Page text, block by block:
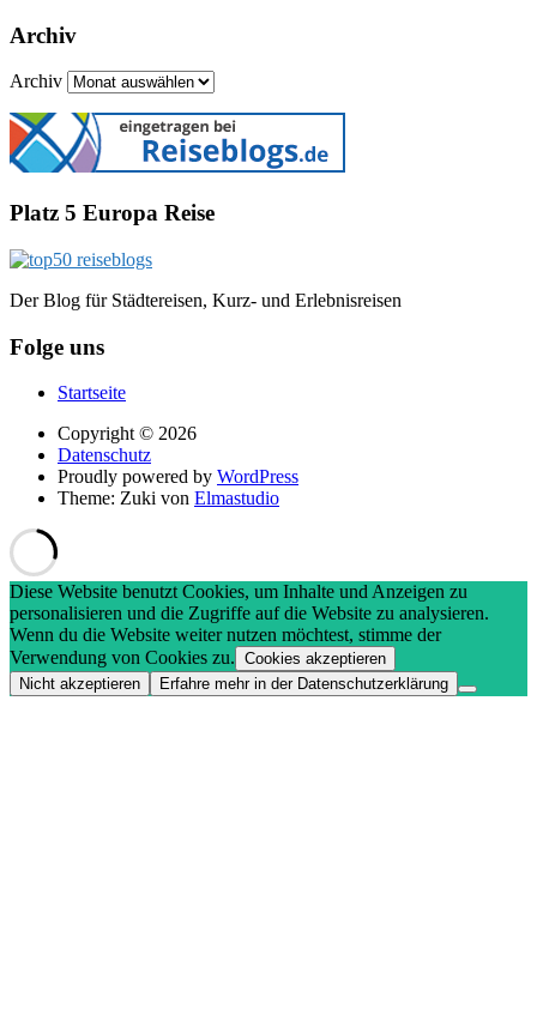
Archiv
Archiv
Platz 5 Europa Reise
Der Blog für Städtereisen, Kurz- und Erlebnisreisen
Folge uns
Startseite
Copyright © 2026
Datenschutz
Proudly powered by WordPress
Theme: Zuki von Elmastudio
Diese Website benutzt Cookies, um Inhalte und Anzeigen zu
personalisieren und die Zugriffe auf die Website zu analysieren.
Wenn du die Website weiter nutzen möchtest, stimme der
Verwendung von Cookies zu. Cookies akzeptieren
Nicht akzeptieren
Erfahre mehr in der Datenschutzerklärung